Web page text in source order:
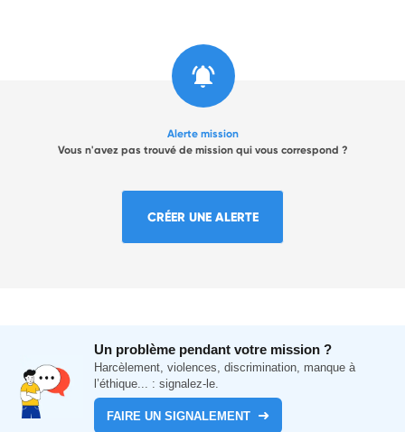
Alerte mission
Vous n'avez pas trouvé de mission qui vous correspond ?
CRÉER UNE ALERTE
Un problème pendant votre mission ?
Harcèlement, violences, discrimination, manque à
l’éthique... : signalez-le.
FAIRE UN SIGNALEMENT